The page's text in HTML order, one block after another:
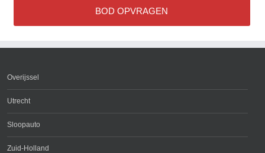
BOD OPVRAGEN
Overijssel
Utrecht
Sloopauto
Zuid-Holland